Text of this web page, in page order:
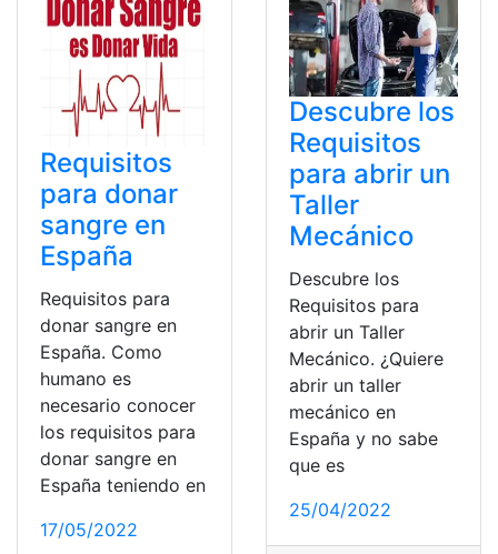
Requisitos
para donar
sangre en
España
Requisitos para
donar sangre en
España. Como
humano es
necesario conocer
los requisitos para
donar sangre en
España teniendo en
17/05/2022
Descubre los
Requisitos
para abrir un
Taller
Mecánico
Descubre los
Requisitos para
abrir un Taller
Mecánico. ¿Quiere
abrir un taller
mecánico en
España y no sabe
que es
25/04/2022